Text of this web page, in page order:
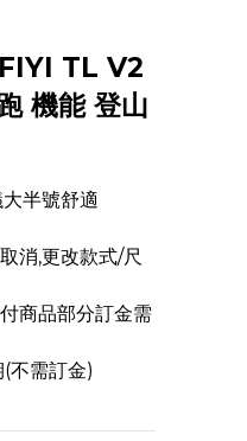
TL V2
機能 登山
半號舒適
消,更改款式/尺
商品部分訂金需
不需訂金)